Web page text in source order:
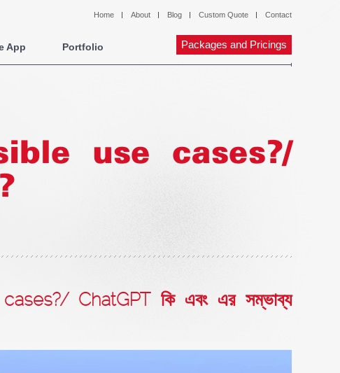
Home About Blog Custom Quote Contact
App Portfolio Packages and Pricings
use cases?/
ChatGPT কি এবং এর সম্ভাব্য